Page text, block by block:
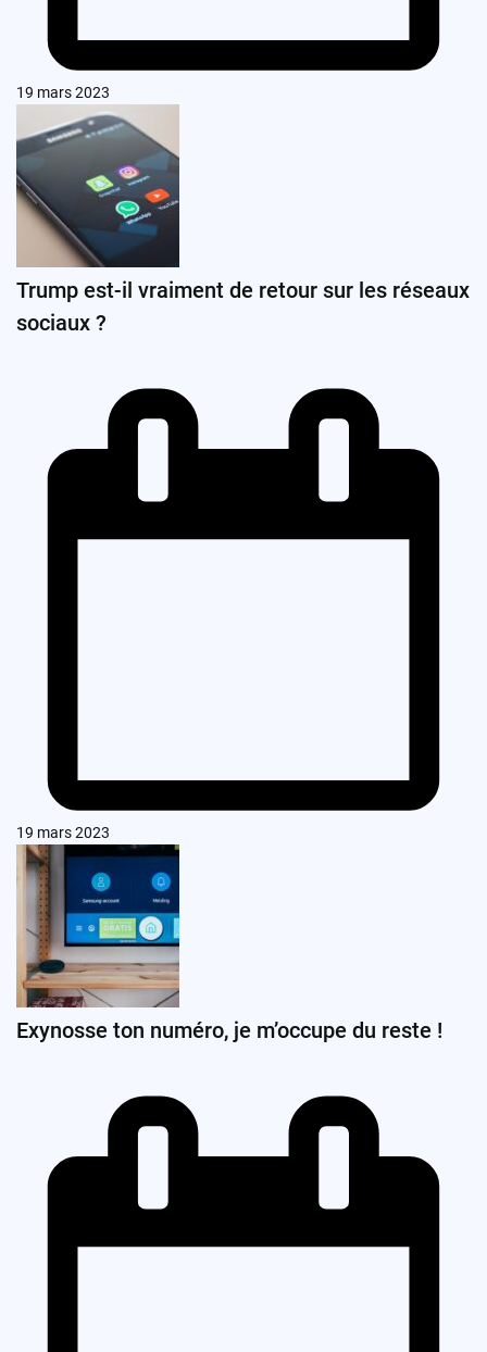
19 mars 2023
Trump est-il vraiment de retour sur les réseaux
sociaux ?
19 mars 2023
Exynosse ton numéro, je m’occupe du reste !